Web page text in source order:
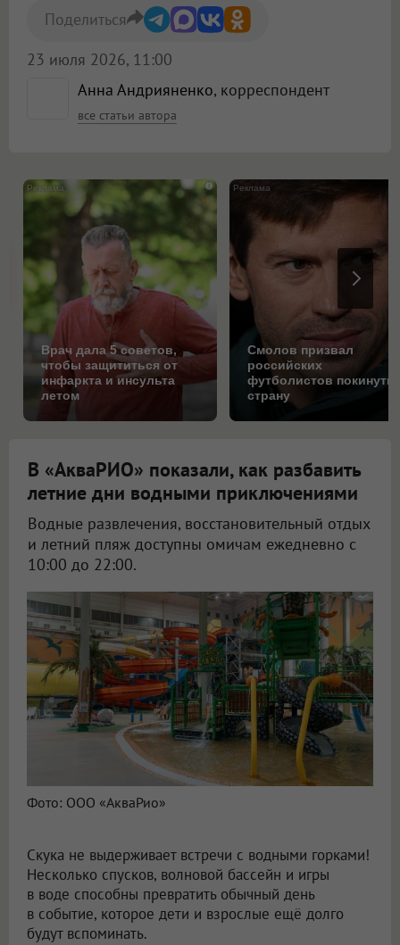
Анна Андрияненко, корреспондент
все статьи автора
23 июля 2026, 11:00
Поделиться
i
Врач дала 5 советов,
чтобы защититься от
инфаркта и инсульта
летом
Смолов призвал
российских
футболистов покинуть
страну
В «АкваРИО» показали, как разбавить
летние дни водными приключениями
Водные развлечения, восстановительный отдых
и летний пляж доступны омичам ежедневно с
10:00 до 22:00.
Фото: ООО «АкваРио»
Скука не выдерживает встречи с водными горками!
Несколько спусков, волновой бассейн и игры
в воде способны превратить обычный день
в событие, которое дети и взрослые ещё долго
будут вспоминать.